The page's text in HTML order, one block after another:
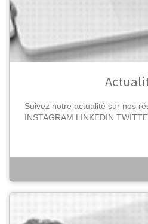
Suivez notre actualité sur nos
INSTAGRAM LINKEDIN